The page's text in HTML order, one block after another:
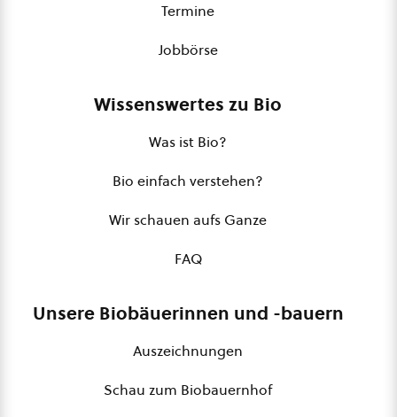
Termine
Jobbörse
Wissenswertes zu Bio
Was ist Bio?
Bio einfach verstehen?
Wir schauen aufs Ganze
FAQ
Unsere Biobäuerinnen und -bauern
Auszeichnungen
Schau zum Biobauernhof